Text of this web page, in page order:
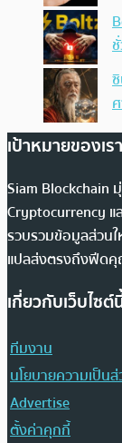
เป้าหมายของเรา
Siam Blockchain
Cryptocurrency แ
รวบรวมข้อมูลส่วนใ
แปลส่งตรงถึงฟีด
เกี่ยวกับเว็บไซต์
ทีมงาน
นโยบายความเป็น
Advertise
ตั้งค่าคุกกี้